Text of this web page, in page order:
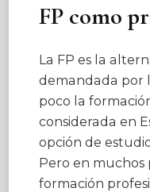
FP como
La FP es la
demandada por
poco la
considerada en
opción de
Pero en muchos
formación